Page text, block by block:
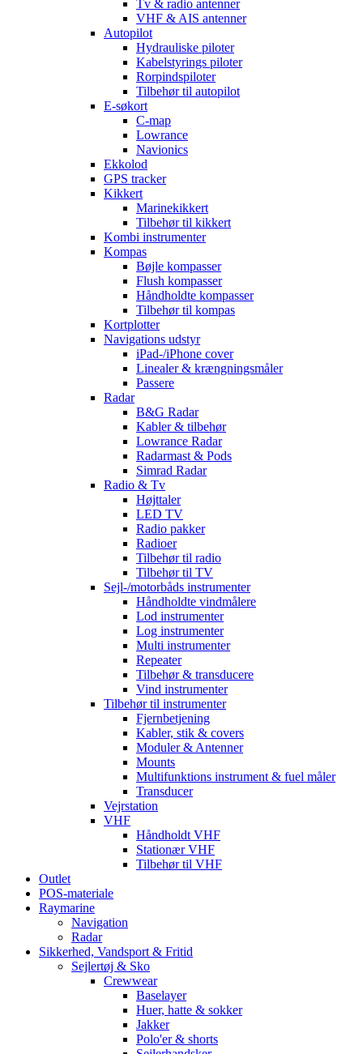
Tv & radio antenner
VHF & AIS antenner
Autopilot
Hydrauliske piloter
Kabelstyrings piloter
Rorpindspiloter
Tilbehør til autopilot
E-søkort
C-map
Lowrance
Navionics
Ekkolod
GPS tracker
Kikkert
Marinekikkert
Tilbehør til kikkert
Kombi instrumenter
Kompas
Bøjle kompasser
Flush kompasser
Håndholdte kompasser
Tilbehør til kompas
Kortplotter
Navigations udstyr
iPad-/iPhone cover
Linealer & krængningsmåler
Passere
Radar
B&G Radar
Kabler & tilbehør
Lowrance Radar
Radarmast & Pods
Simrad Radar
Radio & Tv
Højttaler
LED TV
Radio pakker
Radioer
Tilbehør til radio
Tilbehør til TV
Sejl-/motorbåds instrumenter
Håndholdte vindmålere
Lod instrumenter
Log instrumenter
Multi instrumenter
Repeater
Tilbehør & transducere
Vind instrumenter
Tilbehør til instrumenter
Fjernbetjening
Kabler, stik & covers
Moduler & Antenner
Mounts
Multifunktions instrument & fuel måler
Transducer
Vejrstation
VHF
Håndholdt VHF
Stationær VHF
Tilbehør til VHF
Outlet
POS-materiale
Raymarine
Navigation
Radar
Sikkerhed, Vandsport & Fritid
Sejlertøj & Sko
Crewwear
Baselayer
Huer, hatte & sokker
Jakker
Polo'er & shorts